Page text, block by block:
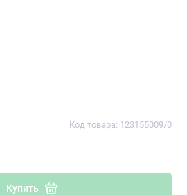
Код товара: 123155009/0
Купить